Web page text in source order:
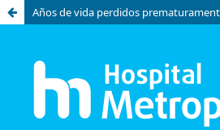
Años de vida perdidos